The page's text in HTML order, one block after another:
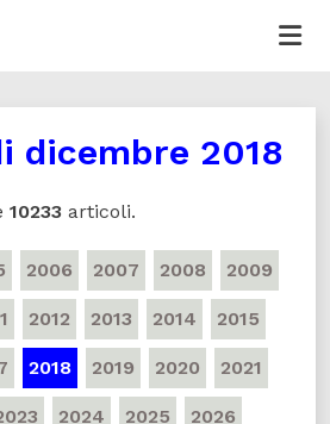
dicembre 2018
10233 articoli.
2006 2007 2008 2009
2012 2013 2014 2015
2018 2019 2020 2021
2024 2025 2026